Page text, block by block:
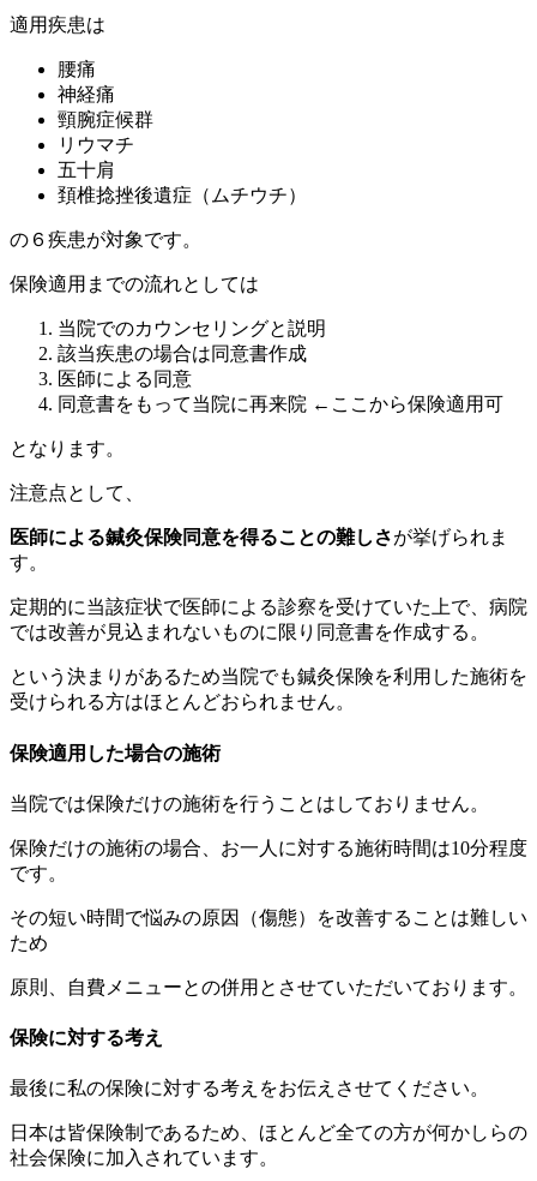
適用疾患は
腰痛
神経痛
頸腕症候群
リウマチ
五十肩
頚椎捻挫後遺症（ムチウチ）
の６疾患が対象です。
保険適用までの流れとしては
当院でのカウンセリングと説明
該当疾患の場合は同意書作成
医師による同意
同意書をもって当院に再来院 ←ここから保険適用可
となります。
注意点として、
医師による鍼灸保険同意を得ることの難しさが挙げられま
す。
定期的に当該症状で医師による診察を受けていた上で、病院
では改善が見込まれないものに限り同意書を作成する。
という決まりがあるため当院でも鍼灸保険を利用した施術を
受けられる方はほとんどおられません。
保険適用した場合の施術
当院では保険だけの施術を行うことはしておりません。
保険だけの施術の場合、お一人に対する施術時間は10分程度
です。
その短い時間で悩みの原因（傷態）を改善することは難しい
ため
原則、自費メニューとの併用とさせていただいております。
保険に対する考え
最後に私の保険に対する考えをお伝えさせてください。
日本は皆保険制であるため、ほとんど全ての方が何かしらの
社会保険に加入されています。